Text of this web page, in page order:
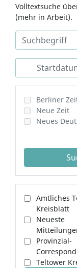
Volltextsuche
(mehr in Arbeit).
Berliner
Neue Zeit
Neues
Amtliches
Kreisblatt
Neueste
Provinzial-
Teltower